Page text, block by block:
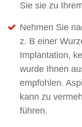
Sie sie zu
Nehmen Sie
z. B einer
Implantation,
wurde Ihnen
empfohlen.
kann zu
führen.